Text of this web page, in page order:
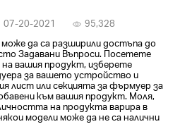
07-20-2021
95,328
да са разширили достъпа до
Задавани Въпроси. Посетете
вашия продукт, изберете
за вашето устройство и
лист или секцията за фърмуер за
към вашия продукт. Моля,
на продукта варира в
модели може да не са налични